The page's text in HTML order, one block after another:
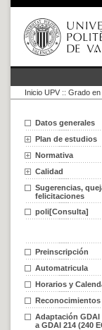
Inicio UPV :: Grado en
Datos generales
Plan de estudios
Normativa
Calidad
Sugerencias,
felicitaciones
poli[Consulta]
Preinscripción
Automatricula
Horarios y
Reconocimientos
Adaptación GDAI
a GDAI 214 (240